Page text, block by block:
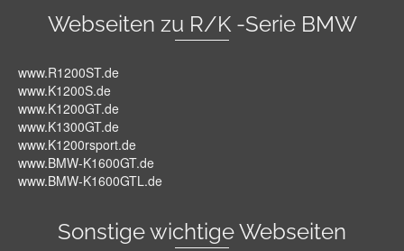
Webseiten zu R/K -Serie BMW
www.R1200ST.de
www.K1200S.de
www.K1200GT.de
www.K1300GT.de
www.K1200rsport.de
www.BMW-K1600GT.de
www.BMW-K1600GTL.de
Sonstige wichtige Webseiten